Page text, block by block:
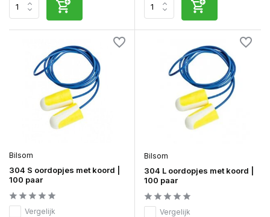
Bilsom
304 S oordopjes met koord |
100 paar
Vergelijk
Bilsom
304 L oordopjes met koord |
100 paar
Vergelijk